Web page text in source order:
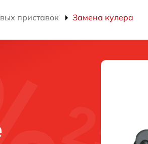
приставок Замена кулера